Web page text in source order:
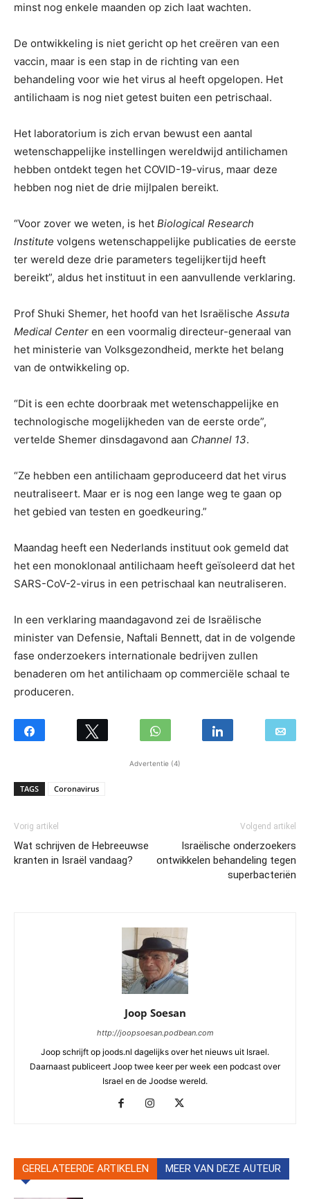
minst nog enkele maanden op zich laat wachten.
De ontwikkeling is niet gericht op het creëren van een
vaccin, maar is een stap in de richting van een
behandeling voor wie het virus al heeft opgelopen. Het
antilichaam is nog niet getest buiten een petrischaal.
Het laboratorium is zich ervan bewust een aantal
wetenschappelijke instellingen wereldwijd antilichamen
hebben ontdekt tegen het COVID-19-virus, maar deze
hebben nog niet de drie mijlpalen bereikt.
“Voor zover we weten, is het Biological Research
Institute volgens wetenschappelijke publicaties de eerste
ter wereld deze drie parameters tegelijkertijd heeft
bereikt”, aldus het instituut in een aanvullende verklaring.
Prof Shuki Shemer, het hoofd van het Israëlische Assuta
Medical Center en een voormalig directeur-generaal van
het ministerie van Volksgezondheid, merkte het belang
van de ontwikkeling op.
“Dit is een echte doorbraak met wetenschappelijke en
technologische mogelijkheden van de eerste orde”,
vertelde Shemer dinsdagavond aan Channel 13.
“Ze hebben een antilichaam geproduceerd dat het virus
neutraliseert. Maar er is nog een lange weg te gaan op
het gebied van testen en goedkeuring.”
Maandag heeft een Nederlands instituut ook gemeld dat
het een monoklonaal antilichaam heeft geïsoleerd dat het
SARS-CoV-2-virus in een petrischaal kan neutraliseren.
In een verklaring maandagavond zei de Israëlische
minister van Defensie, Naftali Bennett, dat in de volgende
fase onderzoekers internationale bedrijven zullen
benaderen om het antilichaam op commerciële schaal te
produceren.
Advertentie (4)
TAGS Coronavirus
Vorig artikel
Wat schrijven de Hebreeuwse
kranten in Israël vandaag?
Volgend artikel
Israëlische onderzoekers
ontwikkelen behandeling tegen
superbacteriën
Joop Soesan
http://joopsoesan.podbean.com
Joop schrijft op joods.nl dagelijks over het nieuws uit Israel.
Daarnaast publiceert Joop twee keer per week een podcast over
Israel en de Joodse wereld.
GERELATEERDE ARTIKELEN MEER VAN DEZE AUTEUR